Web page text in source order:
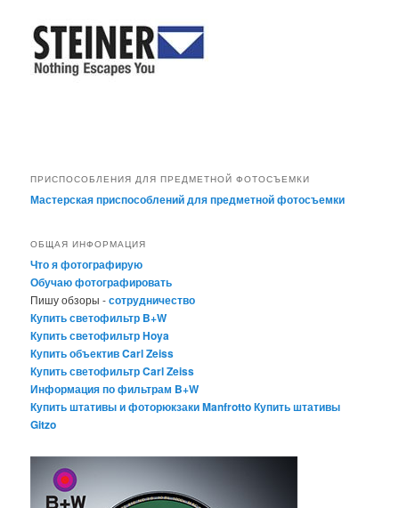
ПРИСПОСОБЛЕНИЯ ДЛЯ ПРЕДМЕТНОЙ ФОТОСЪЕМКИ
Мастерская приспособлений для предметной фотосъемки
ОБЩАЯ ИНФОРМАЦИЯ
Что я фотографирую
Обучаю фотографировать
Пишу обзоры -сотрудничество
Купить светофильтр B+W
Купить светофильтр Hoya
Купить объектив Carl Zeiss
Купить светофильтр Carl Zeiss
Информация по фильтрам B+W
Купить штативы и фоторюкзаки ManfrottoКупить штативы
Gitzo